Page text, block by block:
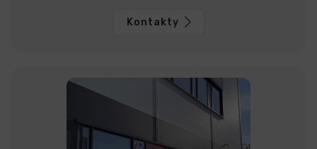
Kontakty